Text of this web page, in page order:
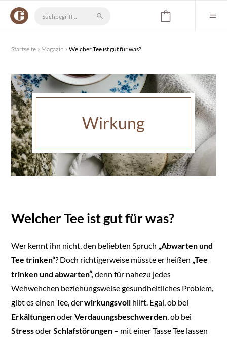
Startseite Magazin Welcher Tee ist gut für was?
Wirkung
Welcher Tee ist gut für was?
Wer kennt ihn nicht, den beliebten Spruch „Abwarten und
Tee trinken“? Doch richtigerweise müsste er heißen „Tee
trinken und abwarten“, denn für nahezu jedes
Wehwehchen beziehungsweise gesundheitliches Problem,
gibt es einen Tee, derwirkungsvoll hilft. Egal, ob bei
ErkältungenoderVerdauungsbeschwerden , ob bei
StressoderSchlafstörungen – mit einer Tasse Tee lassen